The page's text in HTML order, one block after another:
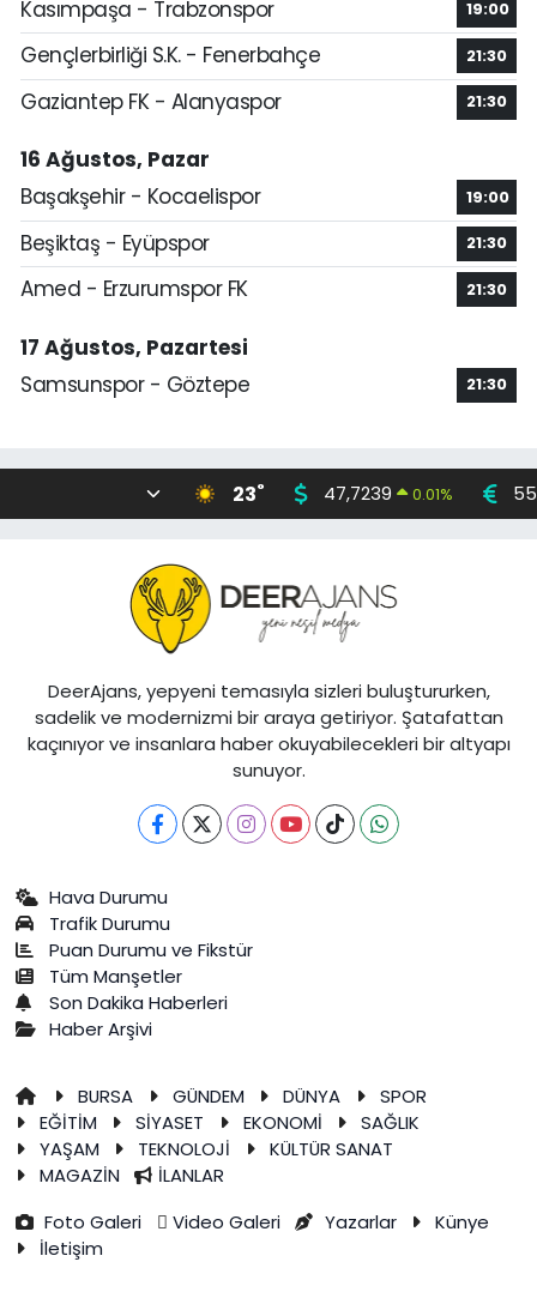
Kasımpaşa - Trabzonspor 19:00
Gençlerbirliği S.K. - Fenerbahçe 21:30
Gaziantep FK - Alanyaspor 21:30
16 Ağustos, Pazar
Başakşehir - Kocaelispor
19:00
Beşiktaş - Eyüpspor 21:30
Amed - Erzurumspor FK 21:30
17 Ağustos, Pazartesi
Samsunspor - Göztepe
21:30
23° 47,7239 0.01%
DeerAjans, yepyeni temasıyla sizleri buluştururken,
sadelik ve modernizmi bir araya getiriyor. Şatafattan
kaçınıyor ve insanlara haber okuyabilecekleri bir altyapı
sunuyor.
Hava Durumu
Trafik Durumu
Puan Durumu ve Fikstür
Tüm Manşetler
Son Dakika Haberleri
Haber Arşivi
BURSA GÜNDEM DÜNYA
SPOR
EĞİTİM
SİYASET EKONOMİ
SAĞLIK
YAŞAM
TEKNOLOJİ
KÜLTÜR SANAT
MAGAZİN
İLANLAR
Foto Galeri
Video Galeri Yazarlar
Künye
İletişim